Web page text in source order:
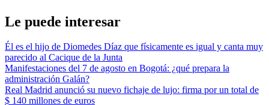
Le puede interesar
Él es el hijo de Diomedes Díaz que físicamente es igual y canta muy
parecido al Cacique de la Junta
Manifestaciones del 7 de agosto en Bogotá: ¿qué prepara la
administración Galán?
Real Madrid anunció su nuevo fichaje de lujo: firma por un total de
$ 140 millones de euros